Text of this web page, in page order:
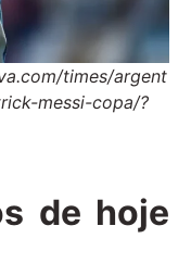
times/argent
messi-copa/?
de hoje